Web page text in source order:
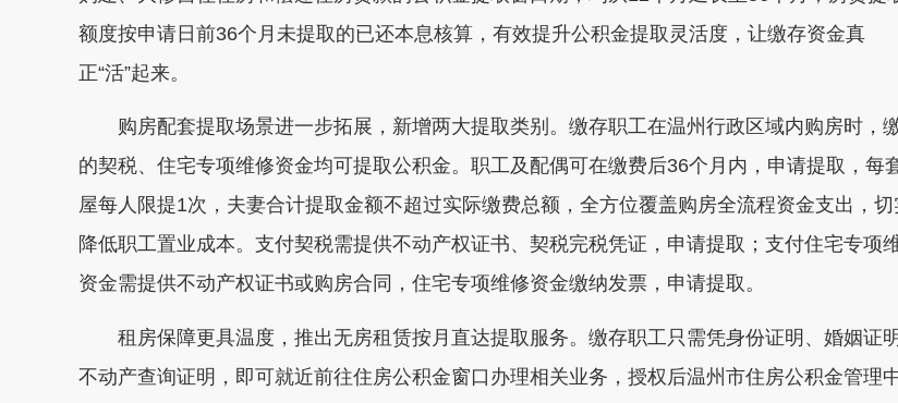
额度按申请日前36个月未提取的已还本息核算，有效提升公积金提取灵活度，让缴存资金真
正“活”起来。
购房配套提取场景进一步拓展，新增两大提取类别。缴存职工在温州行政区域内购房时，
的契税、住宅专项维修资金均可提取公积金。职工及配偶可在缴费后36个月内，申请提取，每
屋每人限提1次，夫妻合计提取金额不超过实际缴费总额，全方位覆盖购房全流程资金支出，切
降低职工置业成本。支付契税需提供不动产权证书、契税完税凭证，申请提取；支付住宅专项
资金需提供不动产权证书或购房合同，住宅专项维修资金缴纳发票，申请提取。
租房保障更具温度，推出无房租赁按月直达提取服务。缴存职工只需凭身份证明、婚姻证明
不动产查询证明，即可就近前往住房公积金窗口办理相关业务，授权后温州市住房公积金管理